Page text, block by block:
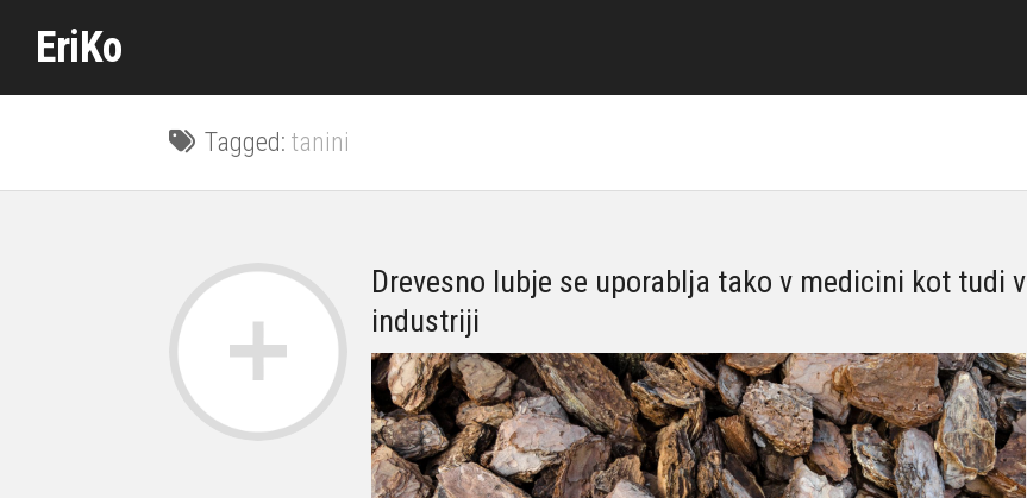
contentEriKo
Tagged: tanini
Drevesno lubje se uporablja tako v medicini kot tudi v
industriji